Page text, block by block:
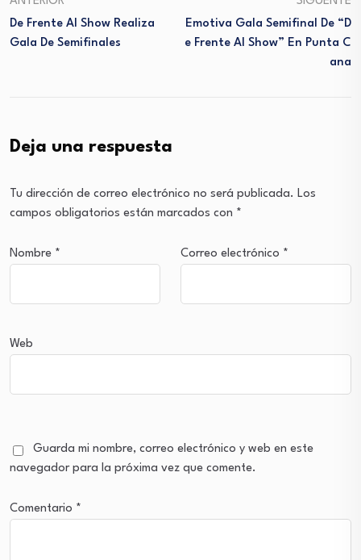
De Frente Al Show Realiza
Gala De Semifinales
Emotiva Gala Semifinal De “D
E Frente Al Show” En Punta C
Ana
Deja una respuesta
Tu dirección de correo electrónico no será publicada. Los
campos obligatorios están marcados con *
Nombre * Correo electrónico *
Web
Guarda mi nombre, correo electrónico y web en este
navegador para la próxima vez que comente.
Comentario *